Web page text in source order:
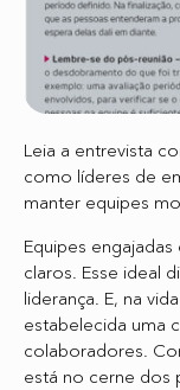
Leia a entrevista
como líderes de
manter equipes
Equipes
claros. Esse ideal
liderança. E, na
estabelecida uma
colaboradores.
está no cerne dos